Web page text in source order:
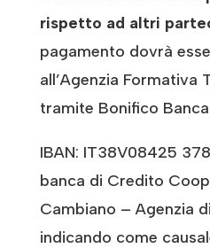
rispetto ad altri
pagamento dovrà
all’Agenzia Formativa
tramite Bonifico
IBAN: IT38V08425
banca di Credito
Cambiano – Agenzia
indicando come